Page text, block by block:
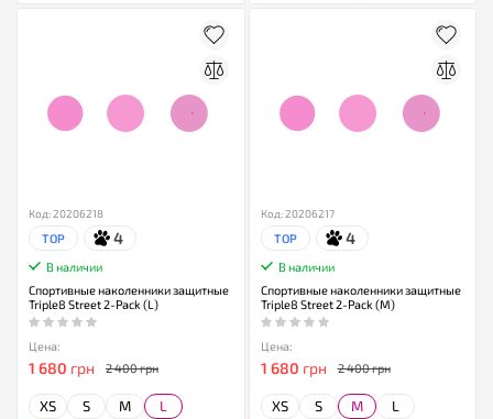
Код: 20206218
TOP 4
В наличии
Спортивные наколенники защитные
Triple8 Street 2-Pack (L)
Цена:
1 680 грн 2 400 грн
XS S M L
Код: 20206217
TOP 4
В наличии
Спортивные наколенники защитные
Triple8 Street 2-Pack (M)
Цена:
1 680 грн 2 400 грн
XS S M L